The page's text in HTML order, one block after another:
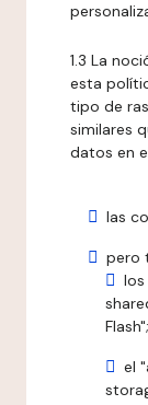
1.3 La
esta
tipo de
similares
datos en
las
pero
Flash";
el